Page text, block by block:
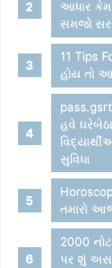
આધાર કેમ
સમજો
11 Tips
હોય તો
હવે
સુવિધા
તમારો
2000
પર શું